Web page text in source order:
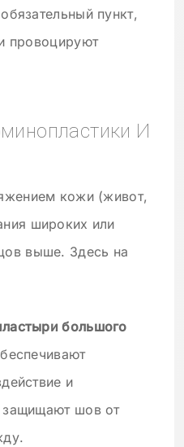
пункт,
провоцируют
И
кожи (живот,
широких или
выше. Здесь на
большого
и
защищают шов от